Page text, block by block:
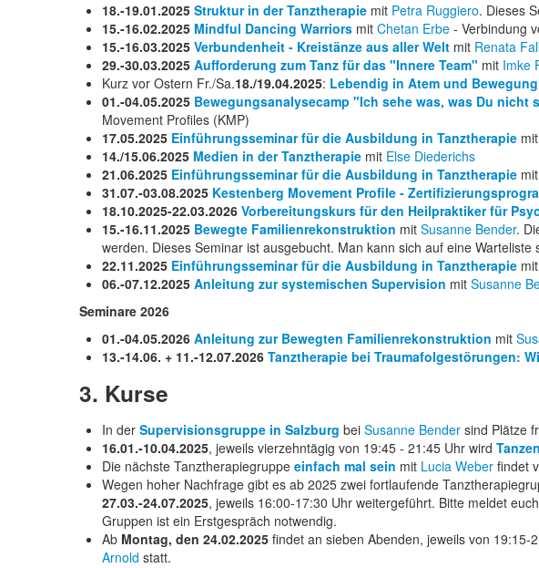
18.-19.01.2025 Struktur in der Tanztherapie mit Petra Ruggiero. Dieses
15.-16.02.2025 Mindful Dancing Warriors mit Chetan Erbe - Verbindung
15.-16.03.2025 Verbundenheit - Kreistänze aus aller Welt mit Renata
29.-30.03.2025 Aufforderung zum Tanz für das "Innere Team" mit Imke
Kurz vor Ostern Fr./Sa.18./19.04.2025: Lebendig in Atem und
01.-04.05.2025 Bewegungsanalysecamp "Ich sehe was, was Du nicht
Movement Profiles (KMP)
17.05.2025 Einführungsseminar für die Ausbildung in Tanztherapie mit
14./15.06.2025 Medien in der Tanztherapie mit Else Diederichs
21.06.2025 Einführungsseminar für die Ausbildung in Tanztherapie
31.07.-03.08.2025 Kestenberg Movement Profile -
18.10.2025-22.03.2026 Vorbereitungskurs für den Heilpraktiker für
15.-16.11.2025 Bewegte Familienrekonstruktion mit Susanne Bender.
werden. Dieses Seminar ist ausgebucht. Man kann sich auf eine Warteliste
22.11.2025 Einführungsseminar für die Ausbildung in Tanztherapie mit
06.-07.12.2025 Anleitung zur systemischen Supervision mit Susanne
Seminare 2026
01.-04.05.2026 Anleitung zur Bewegten Familienrekonstruktion mit
13.-14.06. + 11.-12.07.2026 Tanztherapie bei Traumafolgestörungen:
3. Kurse
In der Supervisionsgruppe in Salzburg bei Susanne Bender sind Plätze
16.01.-10.04.2025, jeweils vierzehntägig von 19:45 - 21:45 Uhr wird
Die nächste Tanztherapiegruppe einfach mal sein mit Lucia Weber findet
Wegen hoher Nachfrage gibt es ab 2025 zwei fortlaufende
27.03.-24.07.2025, jeweils 16:00-17:30 Uhr weitergeführt. Bitte meldet
Gruppen ist ein Erstgespräch notwendig.
Ab Montag, den 24.02.2025 findet an sieben Abenden, jeweils von 19:15-
Arnold statt.